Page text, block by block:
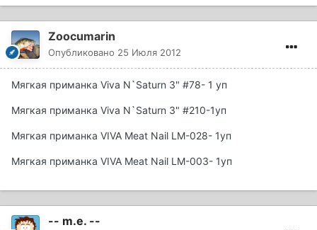
Zoocumarin
Опубликовано 25 Июля 2012
Мягкая приманка Viva N`Saturn 3" #78- 1 уп
Мягкая приманка Viva N`Saturn 3" #210-1уп
Мягкая приманка VIVA Meat Nail LM-028- 1уп
Мягкая приманка VIVA Meat Nail LM-003- 1уп
-- m.e. --